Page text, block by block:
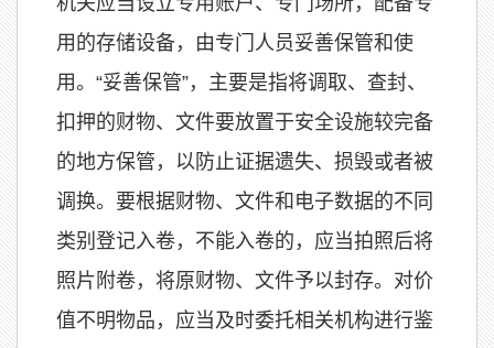
用的存储设备，由专门人员妥善保管和使
用。“妥善保管”，主要是指将调取、查封、
扣押的财物、文件要放置于安全设施较完备
的地方保管，以防止证据遗失、损毁或者被
调换。要根据财物、文件和电子数据的不同
类别登记入卷，不能入卷的，应当拍照后将
照片附卷，将原财物、文件予以封存。对价
值不明物品，应当及时委托相关机构进行鉴